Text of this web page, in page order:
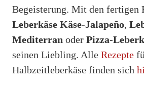
Begeisterung. Mit den fertigen
Leberkäse Käse-Jalapeño,
Mediterran oder Pizza-
seinen Liebling. Alle Rezepte
Halbzeitleberkäse finden sich